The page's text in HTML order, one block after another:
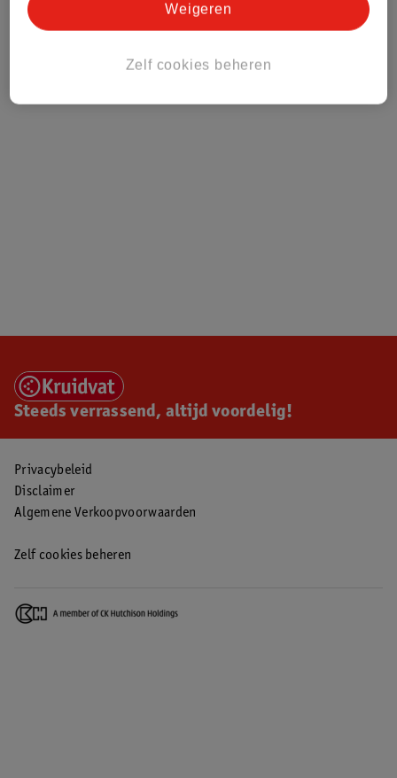
Steeds verrassend, altijd voordelig!
Privacybeleid
Disclaimer
Algemene Verkoopvoorwaarden
Zelf cookies beheren
Zelf cookies beheren
Weigeren